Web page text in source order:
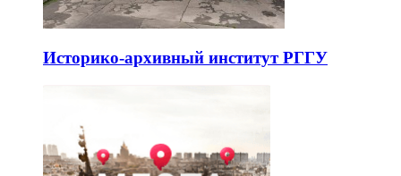
Историко-архивный институт РГГУ